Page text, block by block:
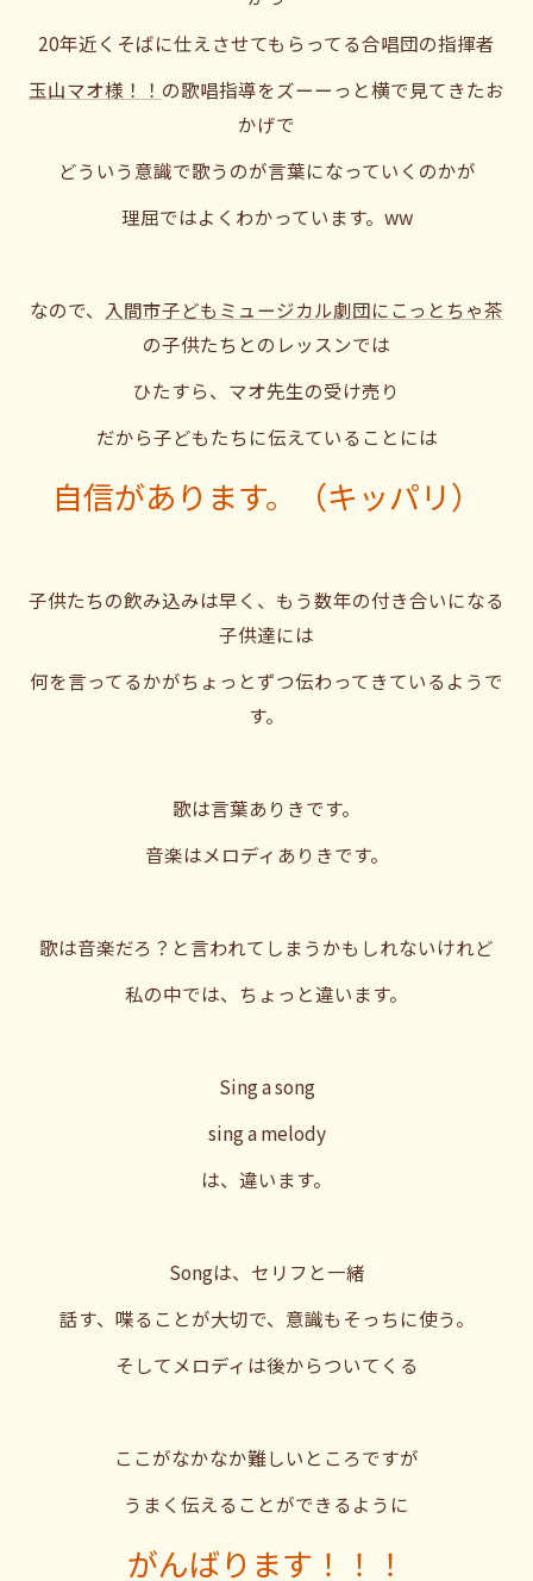
20年近くそばに仕えさせてもらってる合唱団の指揮者
玉山マオ様！！ の歌唱指導をズーーっと横で見てきたお
かげで
どういう意識で歌うのが言葉になっていくのかが
理屈ではよくわかっています。ww
なので、 入間市子どもミュージカル劇団にこっとちゃ茶
の子供たちとのレッスンでは
ひたすら、マオ先生の受け売り
だから子どもたちに伝えていることには
自信があります。（キッパリ）
子供たちの飲み込みは早く、もう数年の付き合いになる
子供達には
何を言ってるかがちょっとずつ伝わってきているようで
す。
歌は言葉ありきです。
音楽はメロディありきです。
歌は音楽だろ？と言われてしまうかもしれないけれど
私の中では、ちょっと違います。
Sing a song
sing a melody
は、違います。
Songは、セリフと一緒
話す、喋ることが大切で、意識もそっちに使う。
そしてメロディは後からついてくる
ここがなかなか難しいところですが
うまく伝えることができるように
がんばります！！！